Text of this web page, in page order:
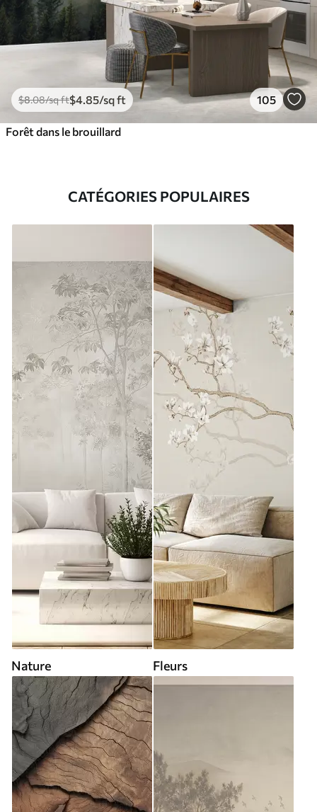
$8.08/sq ft$4 .85/sq ft 105
Forêt dans le brouillard
CATÉGORIES POPULAIRES
Nature Fleurs